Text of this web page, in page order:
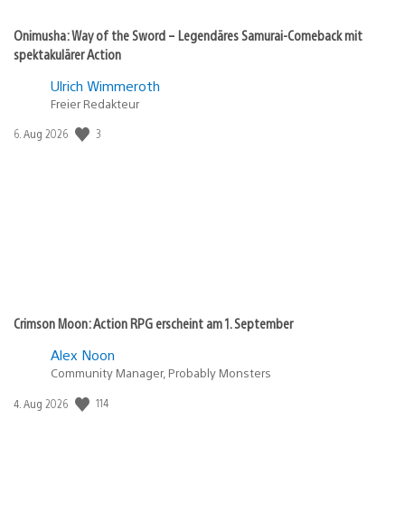
Onimusha: Way of the Sword – Legendäres Samurai-Comeback mit
spektakulärer Action
Ulrich Wimmeroth
Freier Redakteur
Veröffentlichungsdatum:
6. Aug 2026 3
Crimson Moon: Action RPG erscheint am 1. September
Alex Noon
Community Manager, Probably Monsters
Veröffentlichungsdatum:
4. Aug 2026 114